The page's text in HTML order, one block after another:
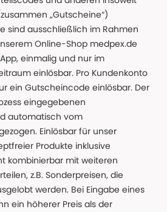
„Gutscheine“)
sind ausschließlich im Rahmen
Online-Shop medpex.de
einmalig und nur im
einlösbar. Pro Kundenkonto
ein Gutscheincode einlösbar. Der
eingegebenen
automatisch vom
Einlösbar für unser
Produkte inklusive
kombinierbar mit weiteren
z.B. Sonderpreisen, die
werden. Bei Eingabe eines
ein höherer Preis als der